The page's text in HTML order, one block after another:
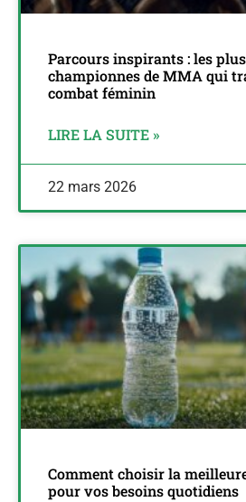
Parcours inspirants : les
championnes de MMA qui
combat féminin
LIRE LA SUITE »
22 mars 2026
Comment choisir la
pour vos besoins quotidiens